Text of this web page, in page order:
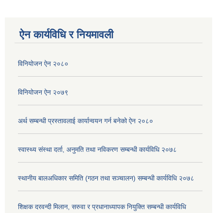
ऐन कार्यविधि र नियमावली
विनियोजन ऐन २०८०
विनियोजन ऐन २०७९
अर्थ सम्बन्धी प्रस्तावलाई कार्यान्वयन गर्न बनेको ऐन २०८०
स्वास्थ्य संस्था दर्ता, अनुमति तथा नविकरण सम्बन्धी कार्यविधि २०७८
स्थानीय बालअधिकार समिति (गठन तथा सञ्चालन) सम्बन्धी कार्यविधि २०७८
शिक्षक दरवन्दी मिलान, सरुवा र प्रधानाध्यापक नियुक्ति सम्बन्धी कार्यविधि